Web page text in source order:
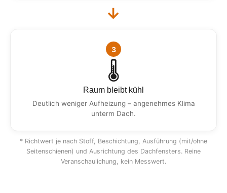
→
3
🌡️
Raum bleibt kühl
Deutlich weniger Aufheizung – angenehmes Klima
unterm Dach.
* Richtwert je nach Stoff, Beschichtung, Ausführung (mit/ohne
Seitenschienen) und Ausrichtung des Dachfensters. Reine
Veranschaulichung, kein Messwert.